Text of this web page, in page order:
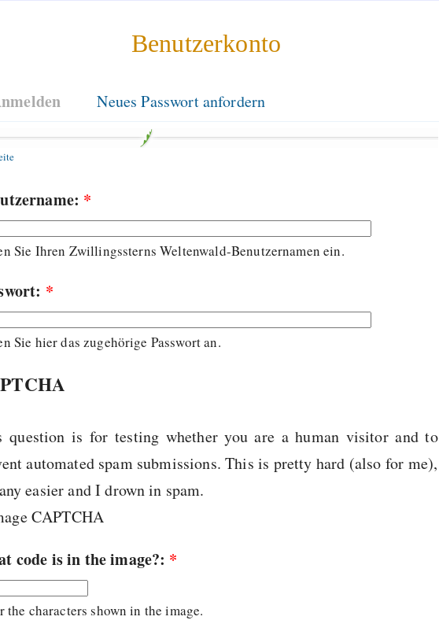
Benutzerkonto
Neues Passwort anfordern
*
Sie Ihren Zwillingssterns Weltenwald-Benutzernamen ein.
*
Sie hier das zugehörige Passwort an.
question is for testing whether you are a human visitor and to
automated spam submissions. This is pretty hard (also for me),
easier and I drown in spam.
code is in the image?: *
the characters shown in the image.